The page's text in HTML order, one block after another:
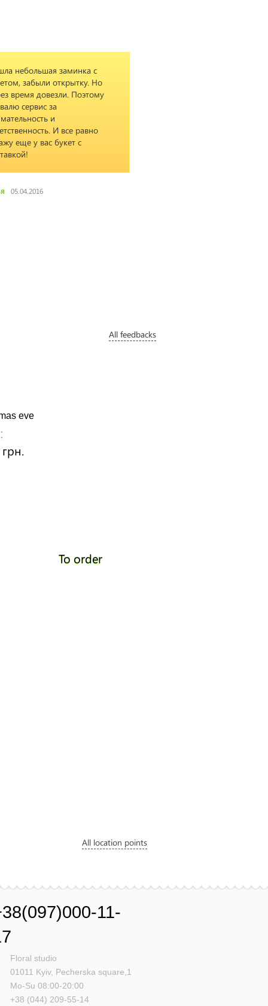
небольшая заминка с
забыли открытку. Но
время довезли. Поэтому
сервис за
и
И все равно
еще у вас букет с
05.04.2016
All feedbacks
eve
To order
All location points
11-
Floral studio
01011 Kyiv, Pecherska square,1
Mo-Su 08:00-20:00
+38 (044) 209-55-14